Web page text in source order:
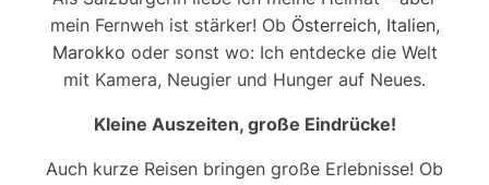
mein Fernweh ist stärker! Ob Österreich, Italien,
Marokko oder sonst wo: Ich entdecke die Welt
mit Kamera, Neugier und Hunger auf Neues.
Kleine Auszeiten, große Eindrücke!
Auch kurze Reisen bringen große Erlebnisse! Ob